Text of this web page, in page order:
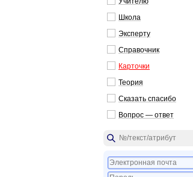
Школа
Экс­пер­ту
Спра­воч­ник
Кар­точ­ки
Тео­рия
Ска­зать спа­си­бо
Во­прос — ответ